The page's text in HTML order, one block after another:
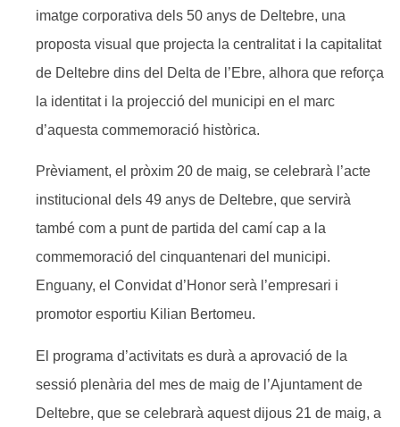
imatge corporativa dels 50 anys de Deltebre, una
proposta visual que projecta la centralitat i la capitalitat
de Deltebre dins del Delta de l’Ebre, alhora que reforça
la identitat i la projecció del municipi en el marc
d’aquesta commemoració històrica.
Prèviament, el pròxim 20 de maig, se celebrarà l’acte
institucional dels 49 anys de Deltebre, que servirà
també com a punt de partida del camí cap a la
commemoració del cinquantenari del municipi.
Enguany, el Convidat d’Honor serà l’empresari i
promotor esportiu Kilian Bertomeu.
El programa d’activitats es durà a aprovació de la
sessió plenària del mes de maig de l’Ajuntament de
Deltebre, que se celebrarà aquest dijous 21 de maig, a